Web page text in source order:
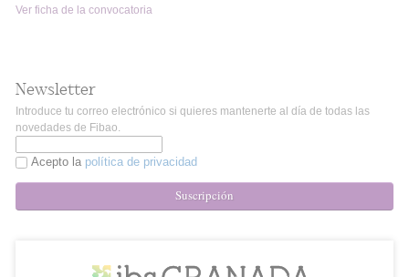
Ver ficha de la convocatoria
Newsletter
Introduce tu correo electrónico si quieres mantenerte al día de todas las
novedades de Fibao.
Acepto la política de privacidad
Suscripción